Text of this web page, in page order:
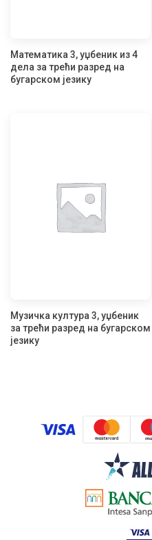
Математика 3, уџбеник из 4
дела за трећи разред на
бугарском језику
Музичка култура 3, уџбеник
за трећи разред на бугарском
језику